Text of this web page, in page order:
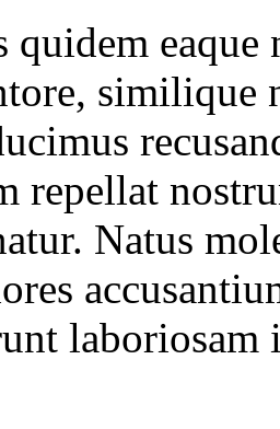
quidem
similique
repellat
Natus